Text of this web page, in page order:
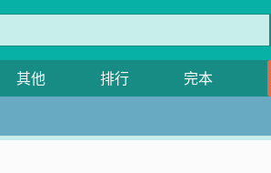
其他 排行 完本